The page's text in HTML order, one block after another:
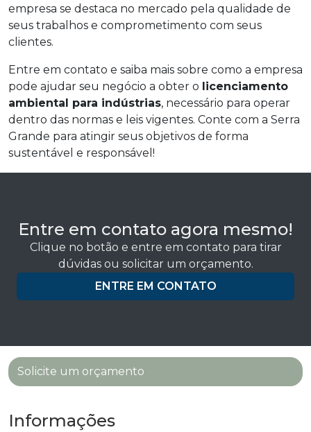
empresa se destaca no mercado pela qualidade de
seus trabalhos e comprometimento com seus
clientes.
Entre em contato e saiba mais sobre como a empresa
pode ajudar seu negócio a obter o licenciamento
ambiental para indústrias, necessário para operar
dentro das normas e leis vigentes. Conte com a Serra
Grande para atingir seus objetivos de forma
sustentável e responsável!
Entre em contato agora mesmo!
Clique no botão e entre em contato para tirar
dúvidas ou solicitar um orçamento.
ENTRE EM CONTATO
Solicite um orçamento
Informações